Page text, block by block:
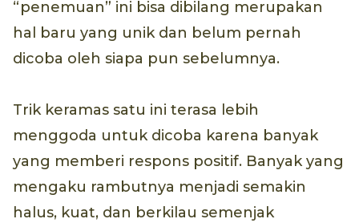
“penemuan” ini bisa dibilang merupakan
hal baru yang unik dan belum pernah
dicoba oleh siapa pun sebelumnya.
Trik keramas satu ini terasa lebih
menggoda untuk dicoba karena banyak
yang memberi respons positif. Banyak yang
mengaku rambutnya menjadi semakin
halus, kuat, dan berkilau semenjak